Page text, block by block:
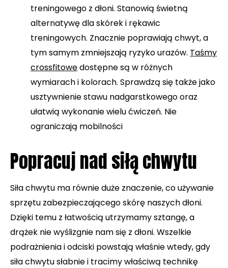
treningowego z dłoni. Stanowią świetną
alternatywę dla skórek i rękawic
treningowych. Znacznie poprawiają chwyt, a
tym samym zmniejszają ryzyko urazów. Taśmy
crossfitowedostępne są w różnych
wymiarach i kolorach. Sprawdzą się także jako
usztywnienie stawu nadgarstkowego oraz
ułatwią wykonanie wielu ćwiczeń. Nie
ograniczają mobilności
Popracuj nad siłą chwytu
Siła chwytu ma równie duże znaczenie, co używanie
sprzętu zabezpieczającego skórę naszych dłoni.
Dzięki temu z łatwością utrzymamy sztangę, a
drążek nie wyślizgnie nam się z dłoni. Wszelkie
podrażnienia i odciski powstają właśnie wtedy, gdy
siła chwytu słabnie i tracimy właściwą technikę